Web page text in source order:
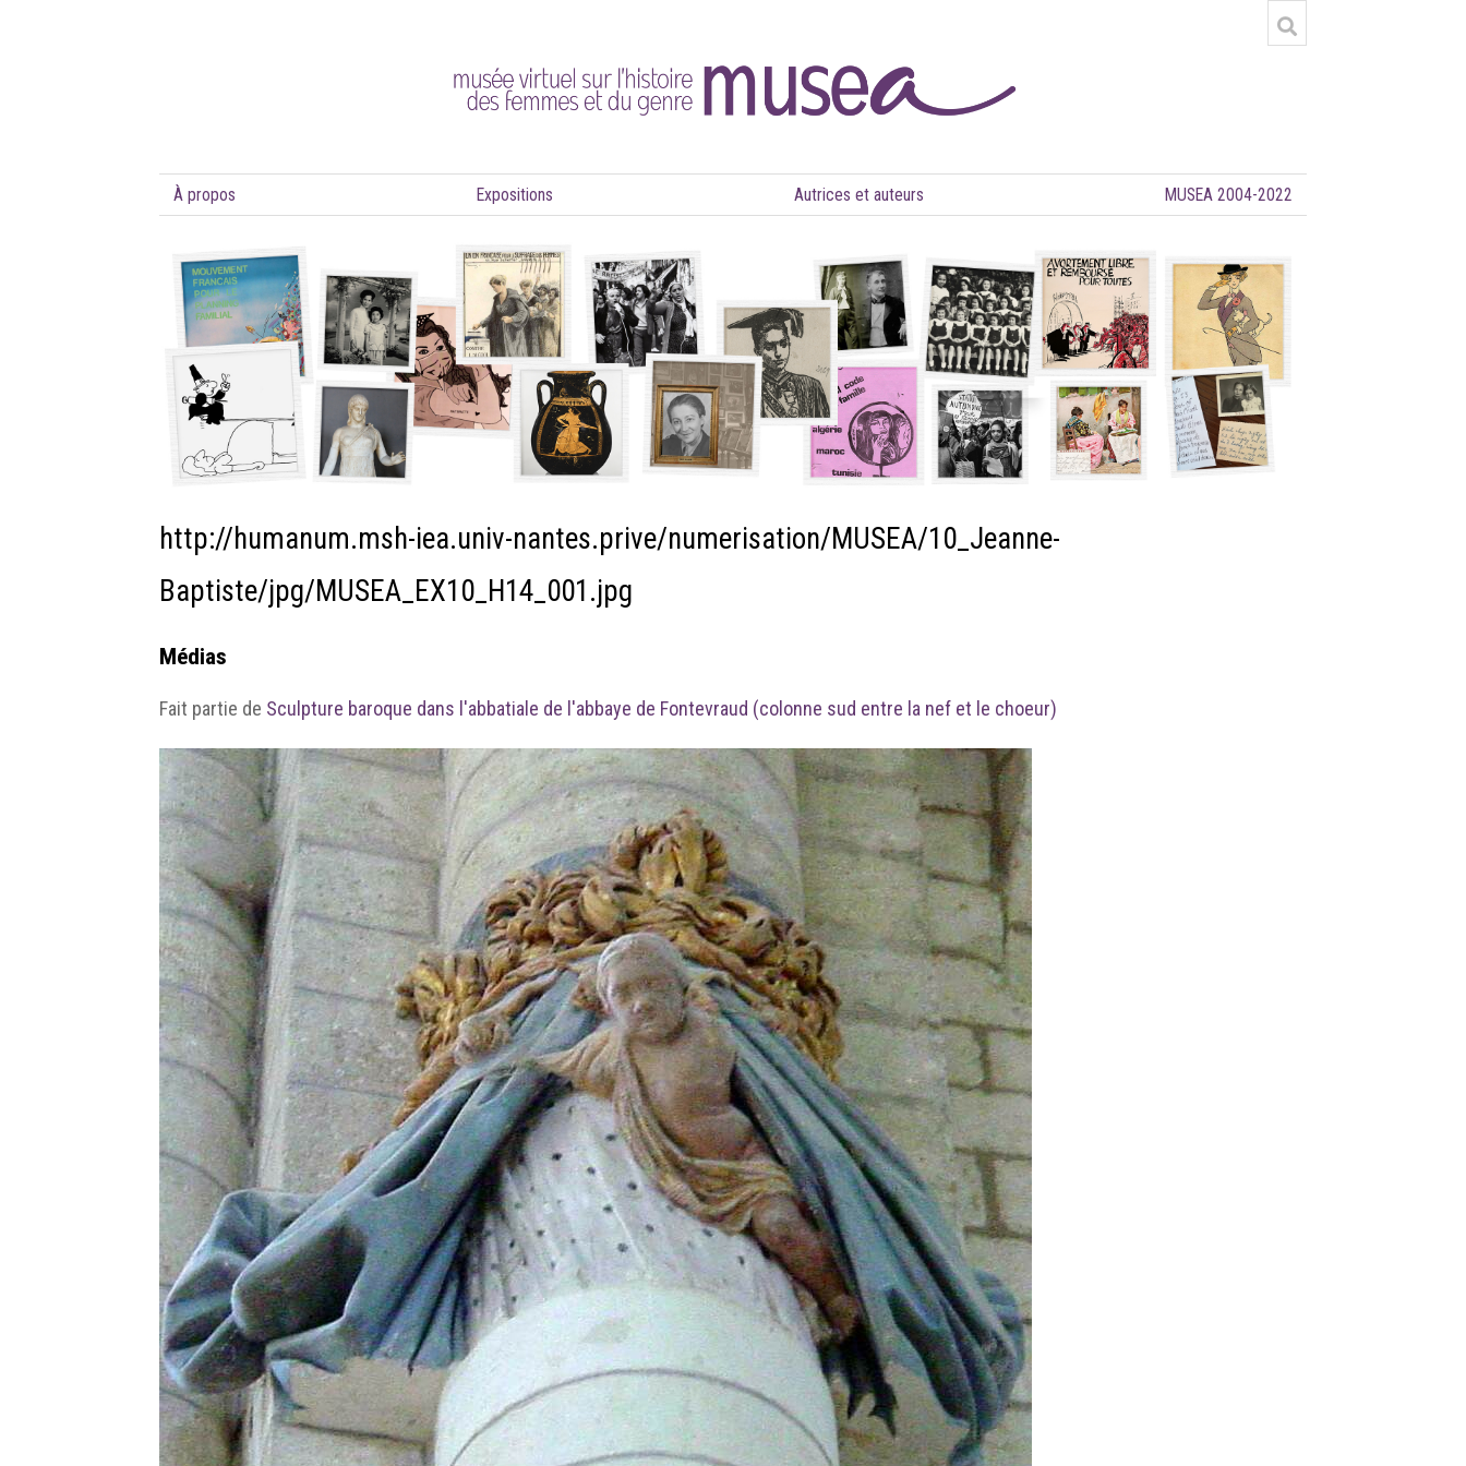
À propos Expositions Autrices et auteurs MUSEA 2004-2022
http://humanum.msh-iea.univ-nantes.prive/numerisation/MUSEA/10_Jeanne-
Baptiste/jpg/MUSEA_EX10_H14_001.jpg
Médias
Fait partie de Sculpture baroque dans l'abbatiale de l'abbaye de Fontevraud (colonne sud entre la nef et le choeur)